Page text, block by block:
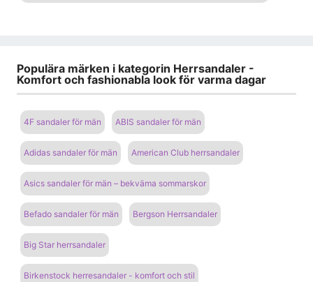
Populära märken i kategorin Herrsandaler -
Komfort och fashionabla look för varma dagar
4F sandaler för män ABIS sandaler för män
Adidas sandaler för män American Club herrsandaler
Asics sandaler för män – bekväma sommarskor
Befado sandaler för män Bergson Herrsandaler
Big Star herrsandaler
Birkenstock herresandaler - komfort och stil